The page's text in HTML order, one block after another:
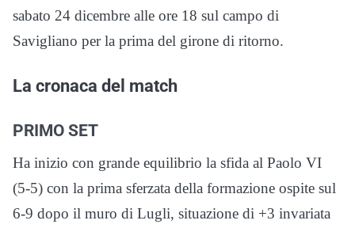
sabato 24 dicembre alle ore 18 sul campo di
Savigliano per la prima del girone di ritorno.
La cronaca del match
PRIMO SET
Ha inizio con grande equilibrio la sfida al Paolo VI
(5-5) con la prima sferzata della formazione ospite sul
6-9 dopo il muro di Lugli, situazione di +3 invariata